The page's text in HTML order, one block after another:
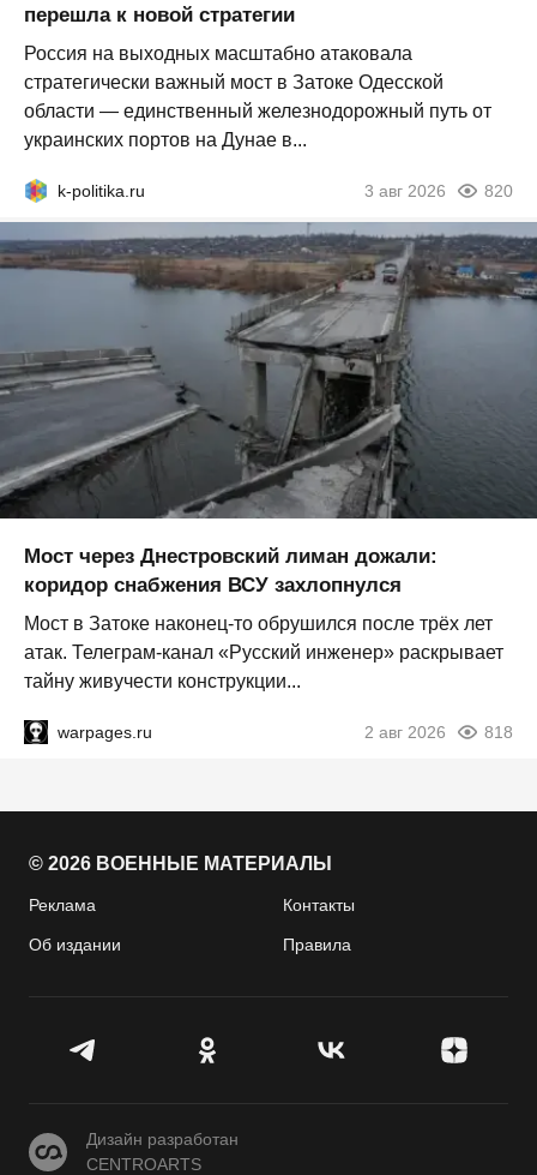
перешла к новой стратегии
Россия на выходных масштабно атаковала
стратегически важный мост в Затоке Одесской
области — единственный железнодорожный путь от
украинских портов на Дунае в...
k-politika.ru 3 авг 2026 820
Мост через Днестровский лиман дожали:
коридор снабжения ВСУ захлопнулся
Мост в Затоке наконец-то обрушился после трёх лет
атак. Телеграм-канал «Русский инженер» раскрывает
тайну живучести конструкции...
warpages.ru 2 авг 2026 818
© 2026 ВОЕННЫЕ МАТЕРИАЛЫ
Реклама Контакты
Об издании Правила
CENTROARTS